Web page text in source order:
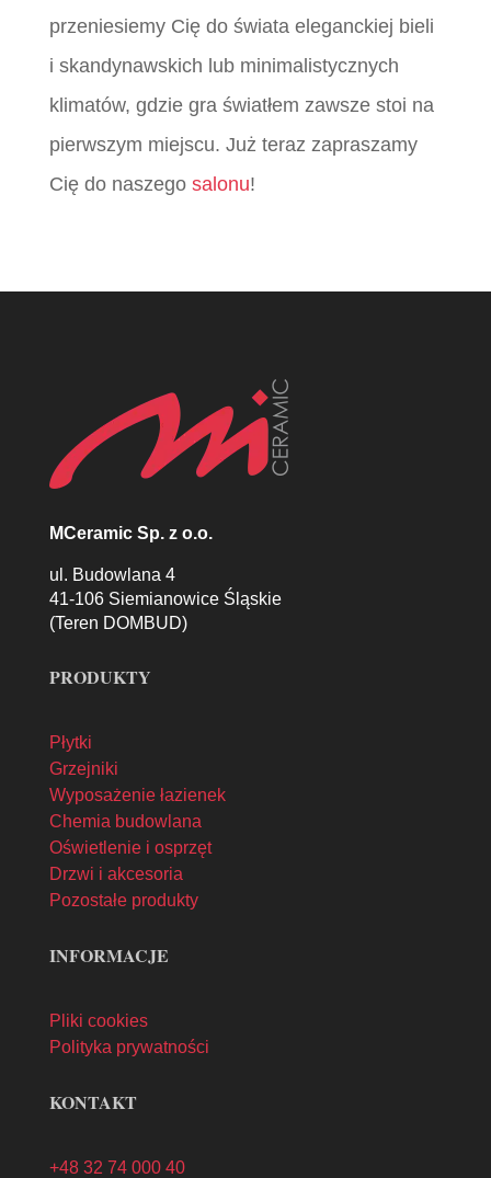
przeniesiemy Cię do świata eleganckiej bieli
i skandynawskich lub minimalistycznych
klimatów, gdzie gra światłem zawsze stoi na
pierwszym miejscu. Już teraz zapraszamy
Cię do naszego salonu!
MCeramic Sp. z o.o.
ul. Budowlana 4
41-106 Siemianowice Śląskie
(Teren DOMBUD)
PRODUKTY
Płytki
Grzejniki
Wyposażenie łazienek
Chemia budowlana
Oświetlenie i osprzęt
Drzwi i akcesoria
Pozostałe produkty
INFORMACJE
Pliki cookies
Polityka prywatności
KONTAKT
+48 32 74 000 40